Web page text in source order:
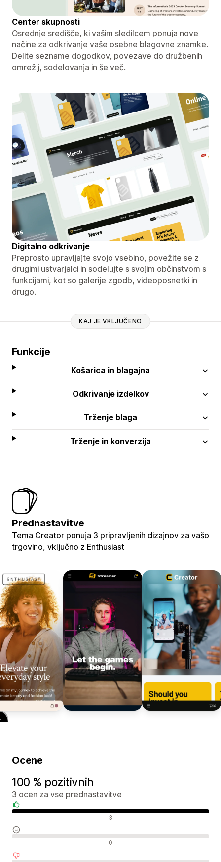
Center skupnosti
Osrednje središče, ki vašim sledilcem ponuja nove
načine za odkrivanje vaše osebne blagovne znamke.
Delite sezname dogodkov, povezave do družbenih
omrežij, sodelovanja in še več.
Digitalno odkrivanje
Preprosto upravljajte svojo vsebino, povežite se z
drugimi ustvarjalci in sodelujte s svojim občinstvom s
funkcijami, kot so galerije zgodb, videoposnetki in
drugo.
KAJ JE VKLJUČENO
Funkcije
Košarica in blagajna
Odkrivanje izdelkov
Trženje blaga
Trženje in konverzija
Prednastavitve
Tema Creator ponuja 3 pripravljenih dizajnov za vašo
trgovino, vključno z Enthusiast
Ocene
100 % pozitivnih
3 ocen za vse prednastavitve
3
0